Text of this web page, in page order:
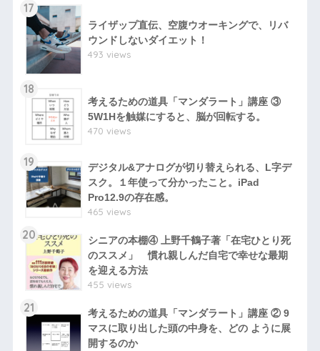
17
ライザップ直伝、空腹ウオーキングで、リバ
ウンドしないダイエット！
493 views
18
考えるための道具「マンダラート」講座 ③
5W1Hを触媒にすると、脳が回転する。
470 views
19
デジタル&アナログが切り替えられる、L字デ
スク。１年使って分かったこと。iPad
Pro12.9の存在感。
465 views
20
シニアの本棚④ 上野千鶴子著「在宅ひとり死
のススメ」 慣れ親しんだ自宅で幸せな最期
を迎える方法
455 views
21
考えるための道具「マンダラート」講座 ② 9
マスに取り出した頭の中身を、どの ように展
開するのか